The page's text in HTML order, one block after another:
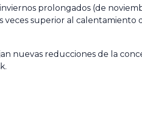
prolongados (de
veces superior al calentamiento
nuevas reducciones de la